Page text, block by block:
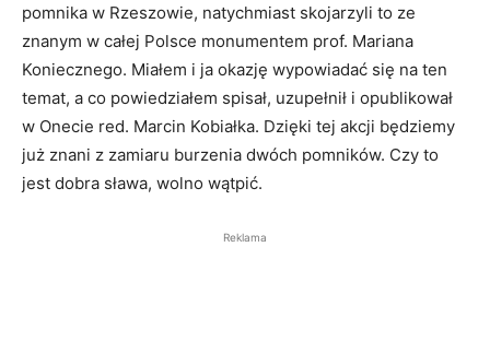
pomnika w Rzeszowie, natychmiast skojarzyli to ze
znanym w całej Polsce monumentem prof. Mariana
Koniecznego. Miałem i ja okazję wypowiadać się na ten
temat, a co powiedziałem spisał, uzupełnił i opublikował
w Onecie red. Marcin Kobiałka. Dzięki tej akcji będziemy
już znani z zamiaru burzenia dwóch pomników. Czy to
jest dobra sława, wolno wątpić.
Reklama